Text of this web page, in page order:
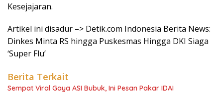
Kesejajaran.
Artikel ini disadur –> Detik.com Indonesia Berita News:
Dinkes Minta RS hingga Puskesmas Hingga DKI Siaga
‘Super Flu’
Berita Terkait
Sempat Viral Gaya ASI Bubuk, Ini Pesan Pakar IDAI